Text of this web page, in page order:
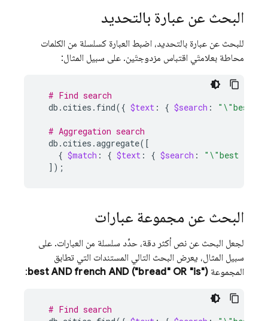
البحث عن عبارة بالتحديد
للبحث عن عبارة بالتحديد، اضبط العبارة كسلسلة من الكلمات
محاطة بعلامتَي اقتباس مزدوجتَين. على سبيل المثال:
# Find search
db.cities.find({ $text : { $search : "\"best
# Aggregation search
db.cities.aggregate([
{ $match : { $text : { $search :
"\"best
]) ;
البحث عن مجموعة عبارات
لجعل البحث عن نص أكثر دقة، حدِّد سلسلة من العبارات. على
سبيل المثال، يعرض البحث التالي المستندات التي تطابق
المجموعة best AND french AND ("bread" OR "is")
:
# Find search